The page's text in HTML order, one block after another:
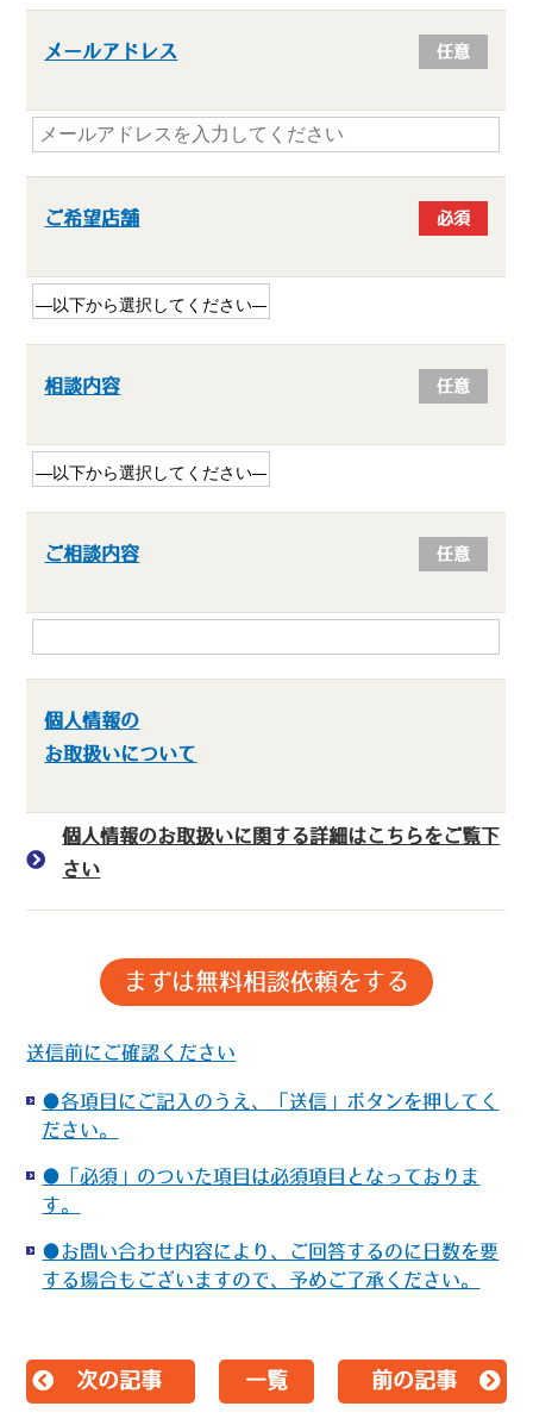
メールアドレス 任意
ご希望店舗 必須
相談内容 任意
ご相談内容 任意
個人情報の
お取扱いについて
個人情報のお取扱いに関する詳細はこちらをご覧下
さい
送信前にご確認ください
●各項目にご記入のうえ、「送信」ボタンを押してく
ださい。
●「必須」のついた項目は必須項目となっておりま
す。
●お問い合わせ内容により、ご回答するのに日数を要
する場合もございますので、予めご了承ください。
次の記事 一覧 前の記事